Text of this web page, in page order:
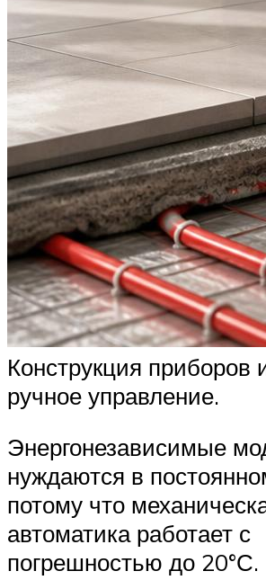
Конструкция приборов
ручное управление.
Энергонезависимые
нуждаются в
потому что
автоматика работает с
погрешностью до 20°С.